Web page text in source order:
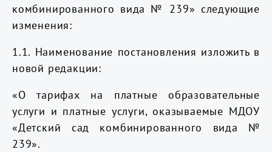
комбинированного вида № 239» следующие
изменения:
1.1. Наименование постановления изложить в
новой редакции:
«О тарифах на платные образовательные
услуги и платные услуги, оказываемые МДОУ
«Детский сад комбинированного вида №
239».